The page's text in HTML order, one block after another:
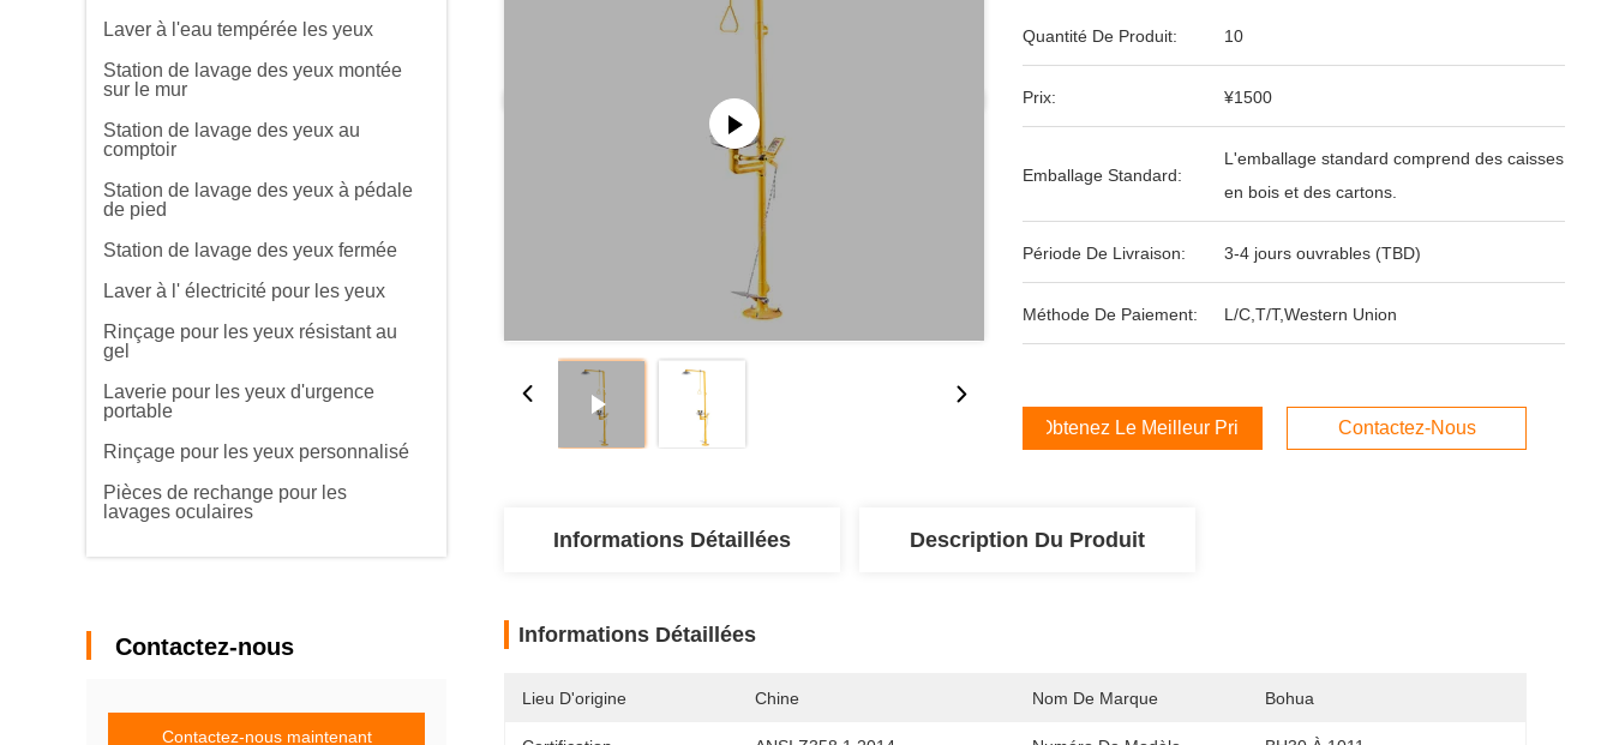
Laver à l'eau tempérée les yeux
Station de lavage des yeux montée
sur le mur
Station de lavage des yeux au
comptoir
Station de lavage des yeux à pédale
de pied
Station de lavage des yeux fermée
Laver à l' électricité pour les yeux
Rinçage pour les yeux résistant au
gel
Laverie pour les yeux d'urgence
portable
Rinçage pour les yeux personnalisé
Pièces de rechange pour les
lavages oculaires
Contactez-nous
Contactez-nous maintenant
Quantité De Produit: 10
Prix: ¥1500
Emballage Standard:
L'emballage standard comprend des caisses
en bois et des cartons.
Période De Livraison: 3-4 jours ouvrables (TBD)
Méthode De Paiement: L/C,T/T,Western Union
Obtenez Le Meilleur Prix Contactez-Nous
Informations Détaillées Description Du Produit
Informations Détaillées
Lieu D'origine Chine Nom De Marque Bohua